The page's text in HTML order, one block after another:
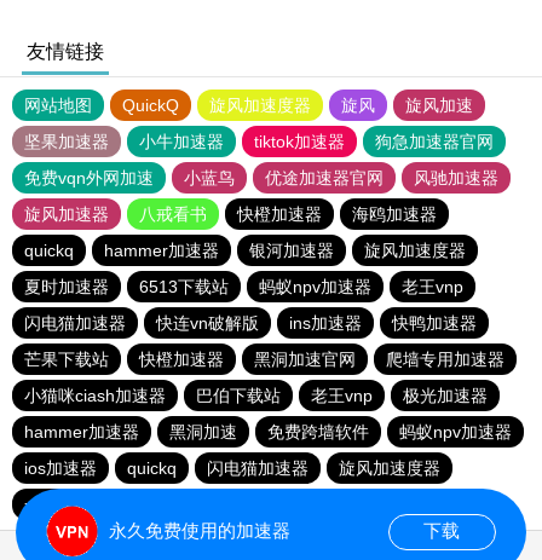
友情链接
网站地图 QuickQ 旋风加速度器 旋风
旋风加速
坚果加速器
小牛加速器 tiktok加速器
狗急加速器官网
免费vqn外网加速
小蓝鸟 优途加速器官网
风驰加速器
旋风加速器
八戒看书 快橙加速器
海鸥加速器
quickq
hammer加速器 银河加速器
旋风加速度器
夏时加速器
6513下载站 蚂蚁npv加速器
老王vnp
闪电猫加速器
快连vn破解版 ins加速器
快鸭加速器
芒果下载站
快橙加速器 黑洞加速官网
爬墙专用加速器
小猫咪ciash加速器
巴伯下载站 老王vnp
极光加速器
hammer加速器
黑洞加速 免费跨墙软件
蚂蚁npv加速器
ios加速器
quickq 闪电猫加速器
旋风加速度器
一元机场
永久免费使用的加速器 下载